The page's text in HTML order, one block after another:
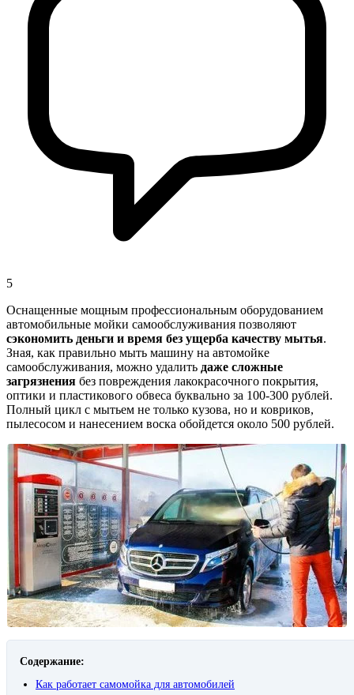
5
Оснащенные мощным профессиональным оборудованием
автомобильные мойки самообслуживания позволяют
сэкономить деньги и время без ущерба качеству мытья.
Зная, как правильно мыть машину на автомойке
самообслуживания, можно удалить даже сложные
загрязнения без повреждения лакокрасочного покрытия,
оптики и пластикового обвеса буквально за 100-300 рублей.
Полный цикл с мытьем не только кузова, но и ковриков,
пылесосом и нанесением воска обойдется около 500 рублей.
Содержание:
Как работает самомойка для автомобилей